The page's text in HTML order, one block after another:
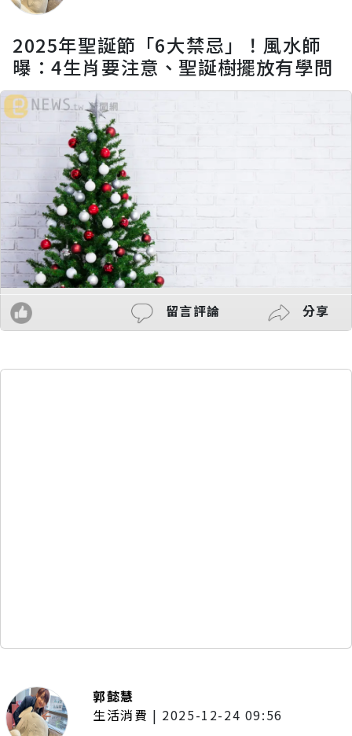
2025年聖誕節「6大禁忌」！風水師
曝：4生肖要注意、聖誕樹擺放有學問
留言評論 分享
郭懿慧
生活消費 | 2025-12-24 09:56